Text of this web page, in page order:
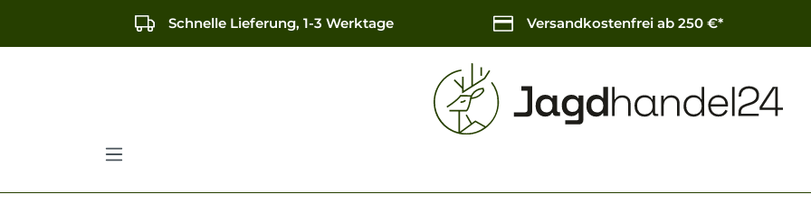
Zur Hauptnavigation springen
Schnelle Lieferung, 1-3 Werktage Versandkostenfrei ab 250 €*